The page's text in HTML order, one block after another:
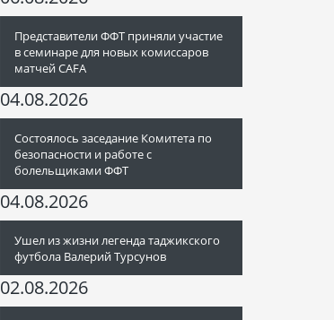
Представители ФФТ приняли участие
в семинаре для новых комиссаров
матчей CAFA
04.08.2026
Состоялось заседание Комитета по
безопасности и работе с
болельщиками ФФТ
04.08.2026
Ушел из жизни легенда таджикского
футбола Валерий Турсунов
02.08.2026